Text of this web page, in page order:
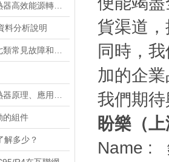
料分析說明
的組件
解多少？
貨渠道
同時，
加的企
我們期
盼樂（
Name :